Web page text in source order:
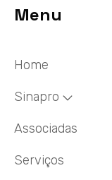
Menu
Home
Sinapro
Associadas
Serviços